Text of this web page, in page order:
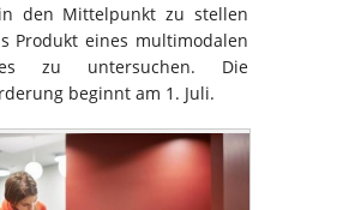
den Mittelpunkt zu stellen
Produkt eines multimodalen
zu untersuchen. Die
beginnt am 1. Juli.